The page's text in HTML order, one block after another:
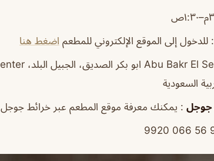
: للدخول إلى الموقع الإلكتروني للمطعم اضغط هنا
جوجل : يمكنك معرفة موقع المطعم عبر خرائط جوجل